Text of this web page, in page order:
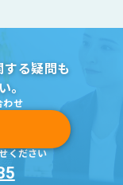
る疑問も
。
わせ
ください